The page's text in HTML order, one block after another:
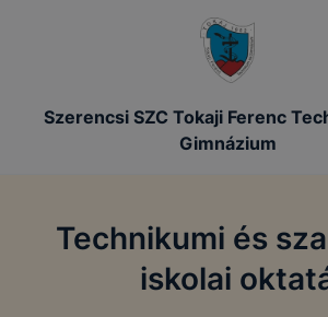
Szerencsi SZC Tokaji Ferenc
Gimnázium
Technikumi és
iskolai